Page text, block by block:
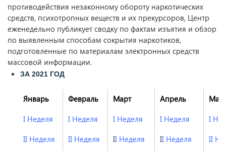
противодействия незаконному обороту наркотических
средств, психотропных веществ и их прекурсоров, Центр
еженедельно публикует сводку по фактам изъятия и обзор
по выявленным способам сокрытия наркотиков,
подготовленные по материалам электронных средств
массовой информации.
ЗА 2021 ГОД
Январь
I Неделя
II Неделя
Февраль
I Неделя
II Неделя
Март
I Неделя
II Неделя
Апрель
I Неделя
II Неделя
Май
I
II